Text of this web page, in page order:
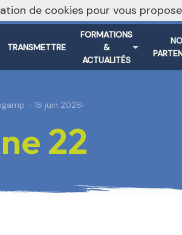
TRANSMETTRE
FORMATIONS
&
ACTUALITÉS
- 16 juin 2026›
22
de cookies pour vous